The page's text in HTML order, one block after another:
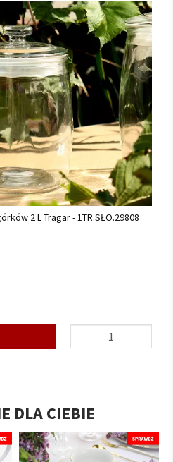
2 L Tragar - 1TR.SŁO.29808
DLA CIEBIE